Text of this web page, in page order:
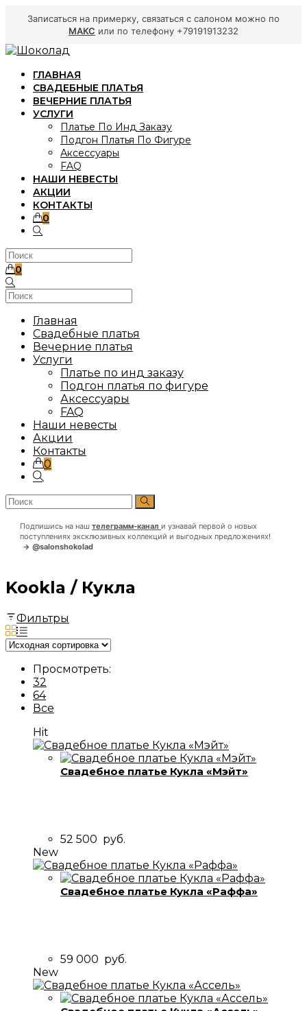
Записаться на примерку, связаться с салоном можно по
МАКС или по телефону +79191913232
Перейти
содержимому
ГЛАВНАЯ
СВАДЕБНЫЕ ПЛАТЬЯ
ВЕЧЕРНИЕ ПЛАТЬЯ
УСЛУГИ
Платье По Инд Заказу
Подгон Платья По Фигуре
Аксессуары
FAQ
НАШИ НЕВЕСТЫ
АКЦИИ
КОНТАКТЫ
0
ПЕРЕКЛЮЧИТЬ
ПО
ВЕБ-
0
Поиск
на
сайтеГлавная
Свадебные платья
Вечерние платья
Услуги
Платье по инд заказу
Подгон платья по фигуре
Аксессуары
FAQ
Наши невесты
Акции
Контакты
0
Переключить
по
сайту
Подпишись на наш телеграмм-канал и узнавай первой о новых
поступлениях эксклюзивных коллекций и выгодных предложениях!
→ @salonshokolad
Kookla / Кукла
Фильтры
Просмотреть:
32
64
Все
Hit
Свадебное платье Кукла «Мэйт»
52 500 руб.
New
Свадебное платье Кукла «Раффа»
59 000 руб.
New